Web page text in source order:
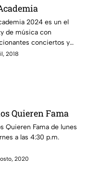
2024 es un el
de música con
conciertos y
donde jóvenes
los conciertos.
2018
Quieren Fama
Quieren Fama de lunes
a las 4:30 p.m.
2020